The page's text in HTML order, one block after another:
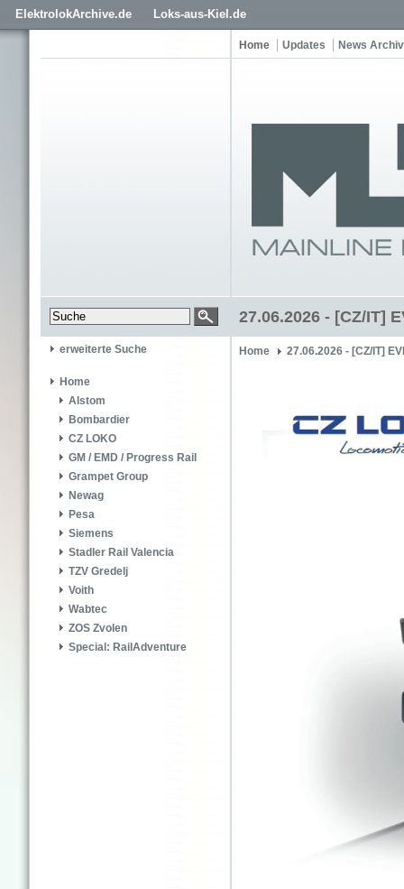
ElektrolokArchive.de Loks-aus-Kiel.de
Home Updates News Archiv
27.06.2026 - [CZ/IT]
erweiterte Suche
Home
Alstom
Bombardier
CZ LOKO
GM / EMD / Progress Rail
Grampet Group
Newag
Pesa
Siemens
Stadler Rail Valencia
TZV Gredelj
Voith
Wabtec
ZOS Zvolen
Special: RailAdventure
Home 27.06.2026 - [CZ/IT]